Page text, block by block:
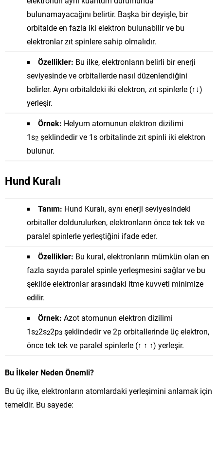
bulunamayacağını belirtir. Başka bir deyişle, bir
orbitalde en fazla iki elektron bulunabilir ve bu
elektronlar zıt spinlere sahip olmalıdır.
Özellikler: Bu ilke, elektronların belirli bir enerji
seviyesinde ve orbitallerde nasıl düzenlendiğini
belirler. Aynı orbitaldeki iki elektron, zıt spinlerle (↑↓)
yerleşir.
Örnek: Helyum atomunun elektron dizilimi
1s2 şeklindedir ve 1s orbitalinde zıt spinli iki elektron
bulunur.
Hund Kuralı
Tanım: Hund Kuralı, aynı enerji seviyesindeki
orbitaller doldurulurken, elektronların önce tek tek ve
paralel spinlerle yerleştiğini ifade eder.
Özellikler: Bu kural, elektronların mümkün olan en
fazla sayıda paralel spinle yerleşmesini sağlar ve bu
şekilde elektronlar arasındaki itme kuvveti minimize
edilir.
Örnek: Azot atomunun elektron dizilimi
1s22s22p3 şeklindedir ve 2p orbitallerinde üç elektron,
önce tek tek ve paralel spinlerle (↑ ↑ ↑) yerleşir.
Bu İlkeler Neden Önemli?
Bu üç ilke, elektronların atomlardaki yerleşimini anlamak için
temeldir. Bu sayede: